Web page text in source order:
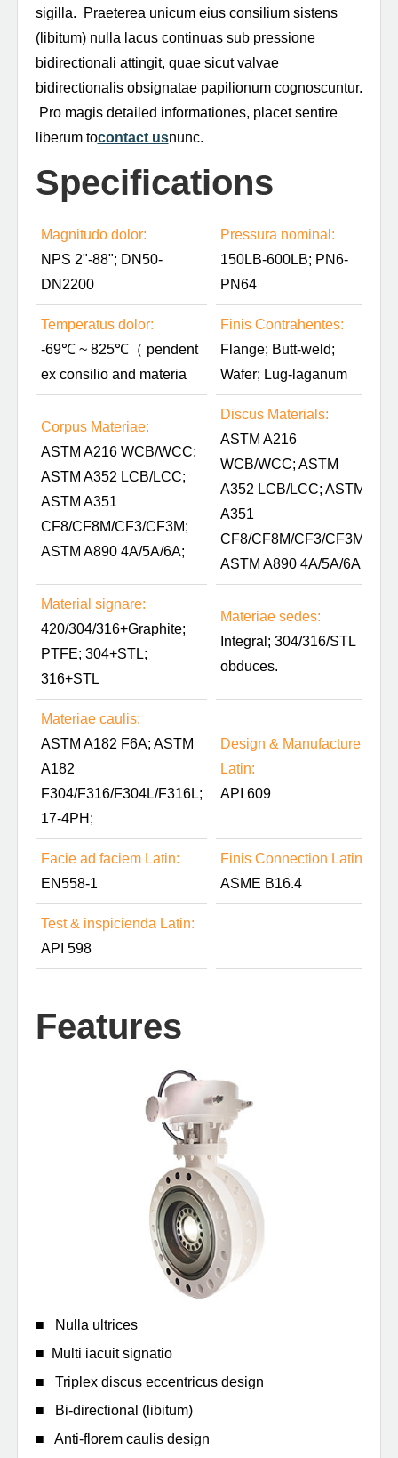
sigilla. Praeterea unicum eius consilium sistens
(libitum) nulla lacus continuas sub pressione
bidirectionali attingit, quae sicut valvae
bidirectionalis obsignatae papilionum cognoscuntur.
Pro magis detailed informationes, placet sentire
liberum tocontact usnunc.
Specifications
Magnitudo dolor:
NPS 2"-88"; DN50-
DN2200
Pressura nominal:
150LB-600LB; PN6-
PN64
Temperatus dolor:
-69℃ ~ 825℃（ pendent
ex consilio and materia
Finis Contrahentes:
Flange; Butt-weld;
Wafer; Lug-laganum
Corpus Materiae:
ASTM A216 WCB/WCC;
ASTM A352 LCB/LCC;
ASTM A351
CF8/CF8M/CF3/CF3M;
ASTM A890 4A/5A/6A;
Discus Materials:
ASTM A216
WCB/WCC; ASTM
A352 LCB/LCC; ASTM
A351
CF8/CF8M/CF3/CF3M;
ASTM A890 4A/5A/6A;
Material signare:
420/304/316+Graphite;
PTFE; 304+STL;
316+STL
Materiae sedes:
Integral; 304/316/STL
obduces.
Materiae caulis:
ASTM A182 F6A; ASTM
A182
F304/F316/F304L/F316L;
17-4PH;
Design & Manufacture
Latin:
API 609
Facie ad faciem Latin:
EN558-1
Finis Connection Latin:
ASME B16.4
Test & inspicienda Latin:
API 598
Features
■ Nulla ultrices
■ Multi iacuit signatio
■ Triplex discus eccentricus design
■ Bi-directional (libitum)
■ Anti-florem caulis design